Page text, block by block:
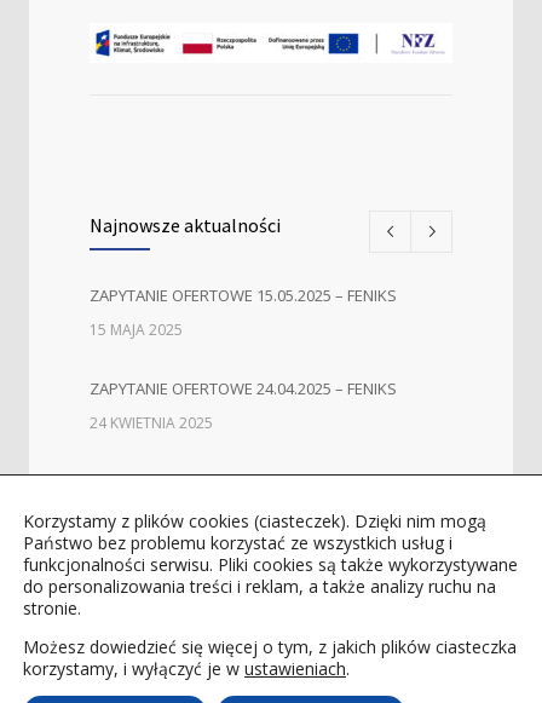
Najnowsze aktualności
ZAPYTANIE OFERTOWE 15.05.2025 – FENIKS
15 MAJA 2025
ZAPYTANIE OFERTOWE 24.04.2025 – FENIKS
24 KWIETNIA 2025
ZAPYTANIE OFERTOWE II i III – FENIKS
11 LUTEGO 2025
ZAPYTANIE OFERTOWE I – FENIKS
LASEROTERAPIA DERMATOLOGICZNA I
CHIRURGICZNA
Korzystamy z plików cookies (ciasteczek). Dzięki nim mogą
Państwo bez problemu korzystać ze wszystkich usług i
funkcjonalności serwisu. Pliki cookies są także wykorzystywane
do personalizowania treści i reklam, a także analizy ruchu na
stronie.
Możesz dowiedzieć się więcej o tym, z jakich plików ciasteczka
korzystamy, i wyłączyć je w ustawieniach.